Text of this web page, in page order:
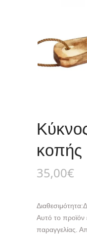
κοπής
35,00€
Διαθεσιμότητα:
Αυτό το προϊόν
παραγγελίας.